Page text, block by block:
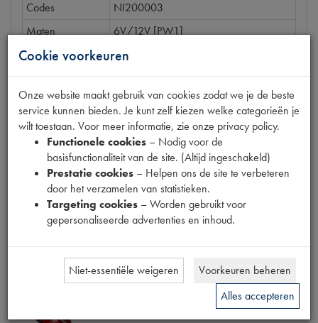
Codes
NI200003
Maten
6V/12V [PW1]
Gerelateerde producten
ACHTERLICHT COMPLEET GLAS
, 23 (€ 63 , excl. btw
ACHTERLICHT LINKS COMPLEET
Cookie voorkeuren
Onze website maakt gebruik van cookies zodat we je de beste
service kunnen bieden. Je kunt zelf kiezen welke categorieën je
wilt toestaan. Voor meer informatie, zie onze privacy policy.
Functionele cookies – Nodig voor de
basisfunctionaliteit van de site. (Altijd ingeschakeld)
Prestatie cookies – Helpen ons de site te verbeteren
door het verzamelen van statistieken.
Targeting cookies – Worden gebruikt voor
gepersonaliseerde advertenties en inhoud.
Niet-essentiële weigeren
Voorkeuren beheren
Alles accepteren